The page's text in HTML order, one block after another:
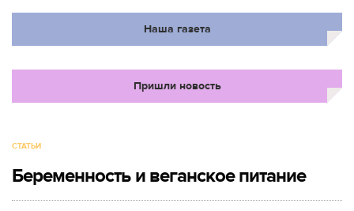
Наша газета
Пришли новость
СТАТЬИ
Беременность и веганское питание